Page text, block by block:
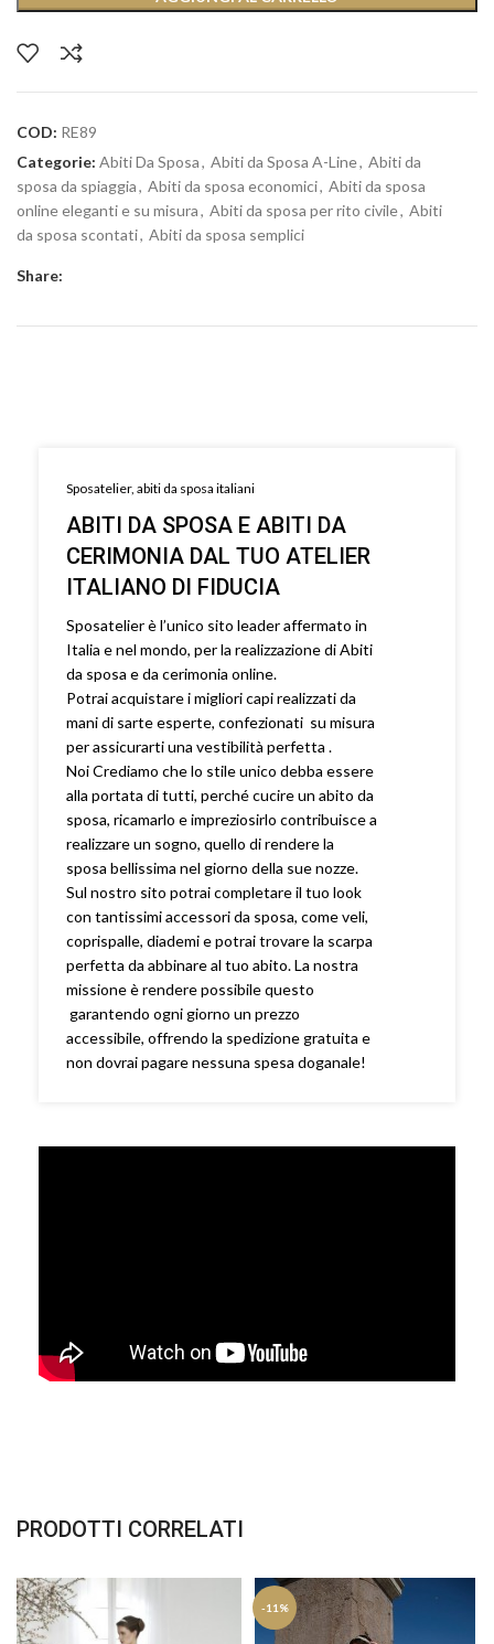
COD: RE89
Categorie: Abiti Da Sposa, Abiti da Sposa A-Line, Abiti da
sposa da spiaggia, Abiti da sposa economici, Abiti da sposa
online eleganti e su misura, Abiti da sposa per rito civile, Abiti
da sposa scontati, Abiti da sposa semplici
Share:
Sposatelier, abiti da sposa italiani
ABITI DA SPOSA E ABITI DA
CERIMONIA DAL TUO ATELIER
ITALIANO DI FIDUCIA
Sposatelier è l’unico sito leader affermato in
Italia e nel mondo, per la realizzazione di Abiti
da sposa e da cerimonia online.
Potrai acquistare i migliori capi realizzati da
mani di sarte esperte, confezionati su misura
per assicurarti una vestibilità perfetta .
Noi Crediamo che lo stile unico debba essere
alla portata di tutti, perché cucire un abito da
sposa, ricamarlo e impreziosirlo contribuisce a
realizzare un sogno, quello di rendere la
sposa bellissima nel giorno della sue nozze.
Sul nostro sito potrai completare il tuo look
con tantissimi accessori da sposa, come veli,
coprispalle, diademi e potrai trovare la scarpa
perfetta da abbinare al tuo abito. La nostra
missione è rendere possibile questo
garantendo ogni giorno un prezzo
accessibile, offrendo la spedizione gratuita e
non dovrai pagare nessuna spesa doganale!
PRODOTTI CORRELATI
-11%